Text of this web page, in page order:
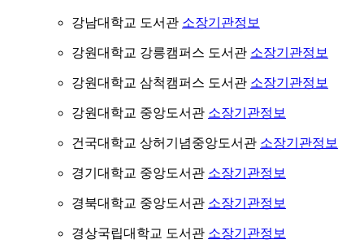
강남대학교 도서관 소장기관정보
강원대학교 강릉캠퍼스 도서관 소장기관정보
강원대학교 삼척캠퍼스 도서관 소장기관정보
강원대학교 중앙도서관 소장기관정보
건국대학교 상허기념중앙도서관 소장기관정보
경기대학교 중앙도서관 소장기관정보
경북대학교 중앙도서관 소장기관정보
경상국립대학교 도서관 소장기관정보